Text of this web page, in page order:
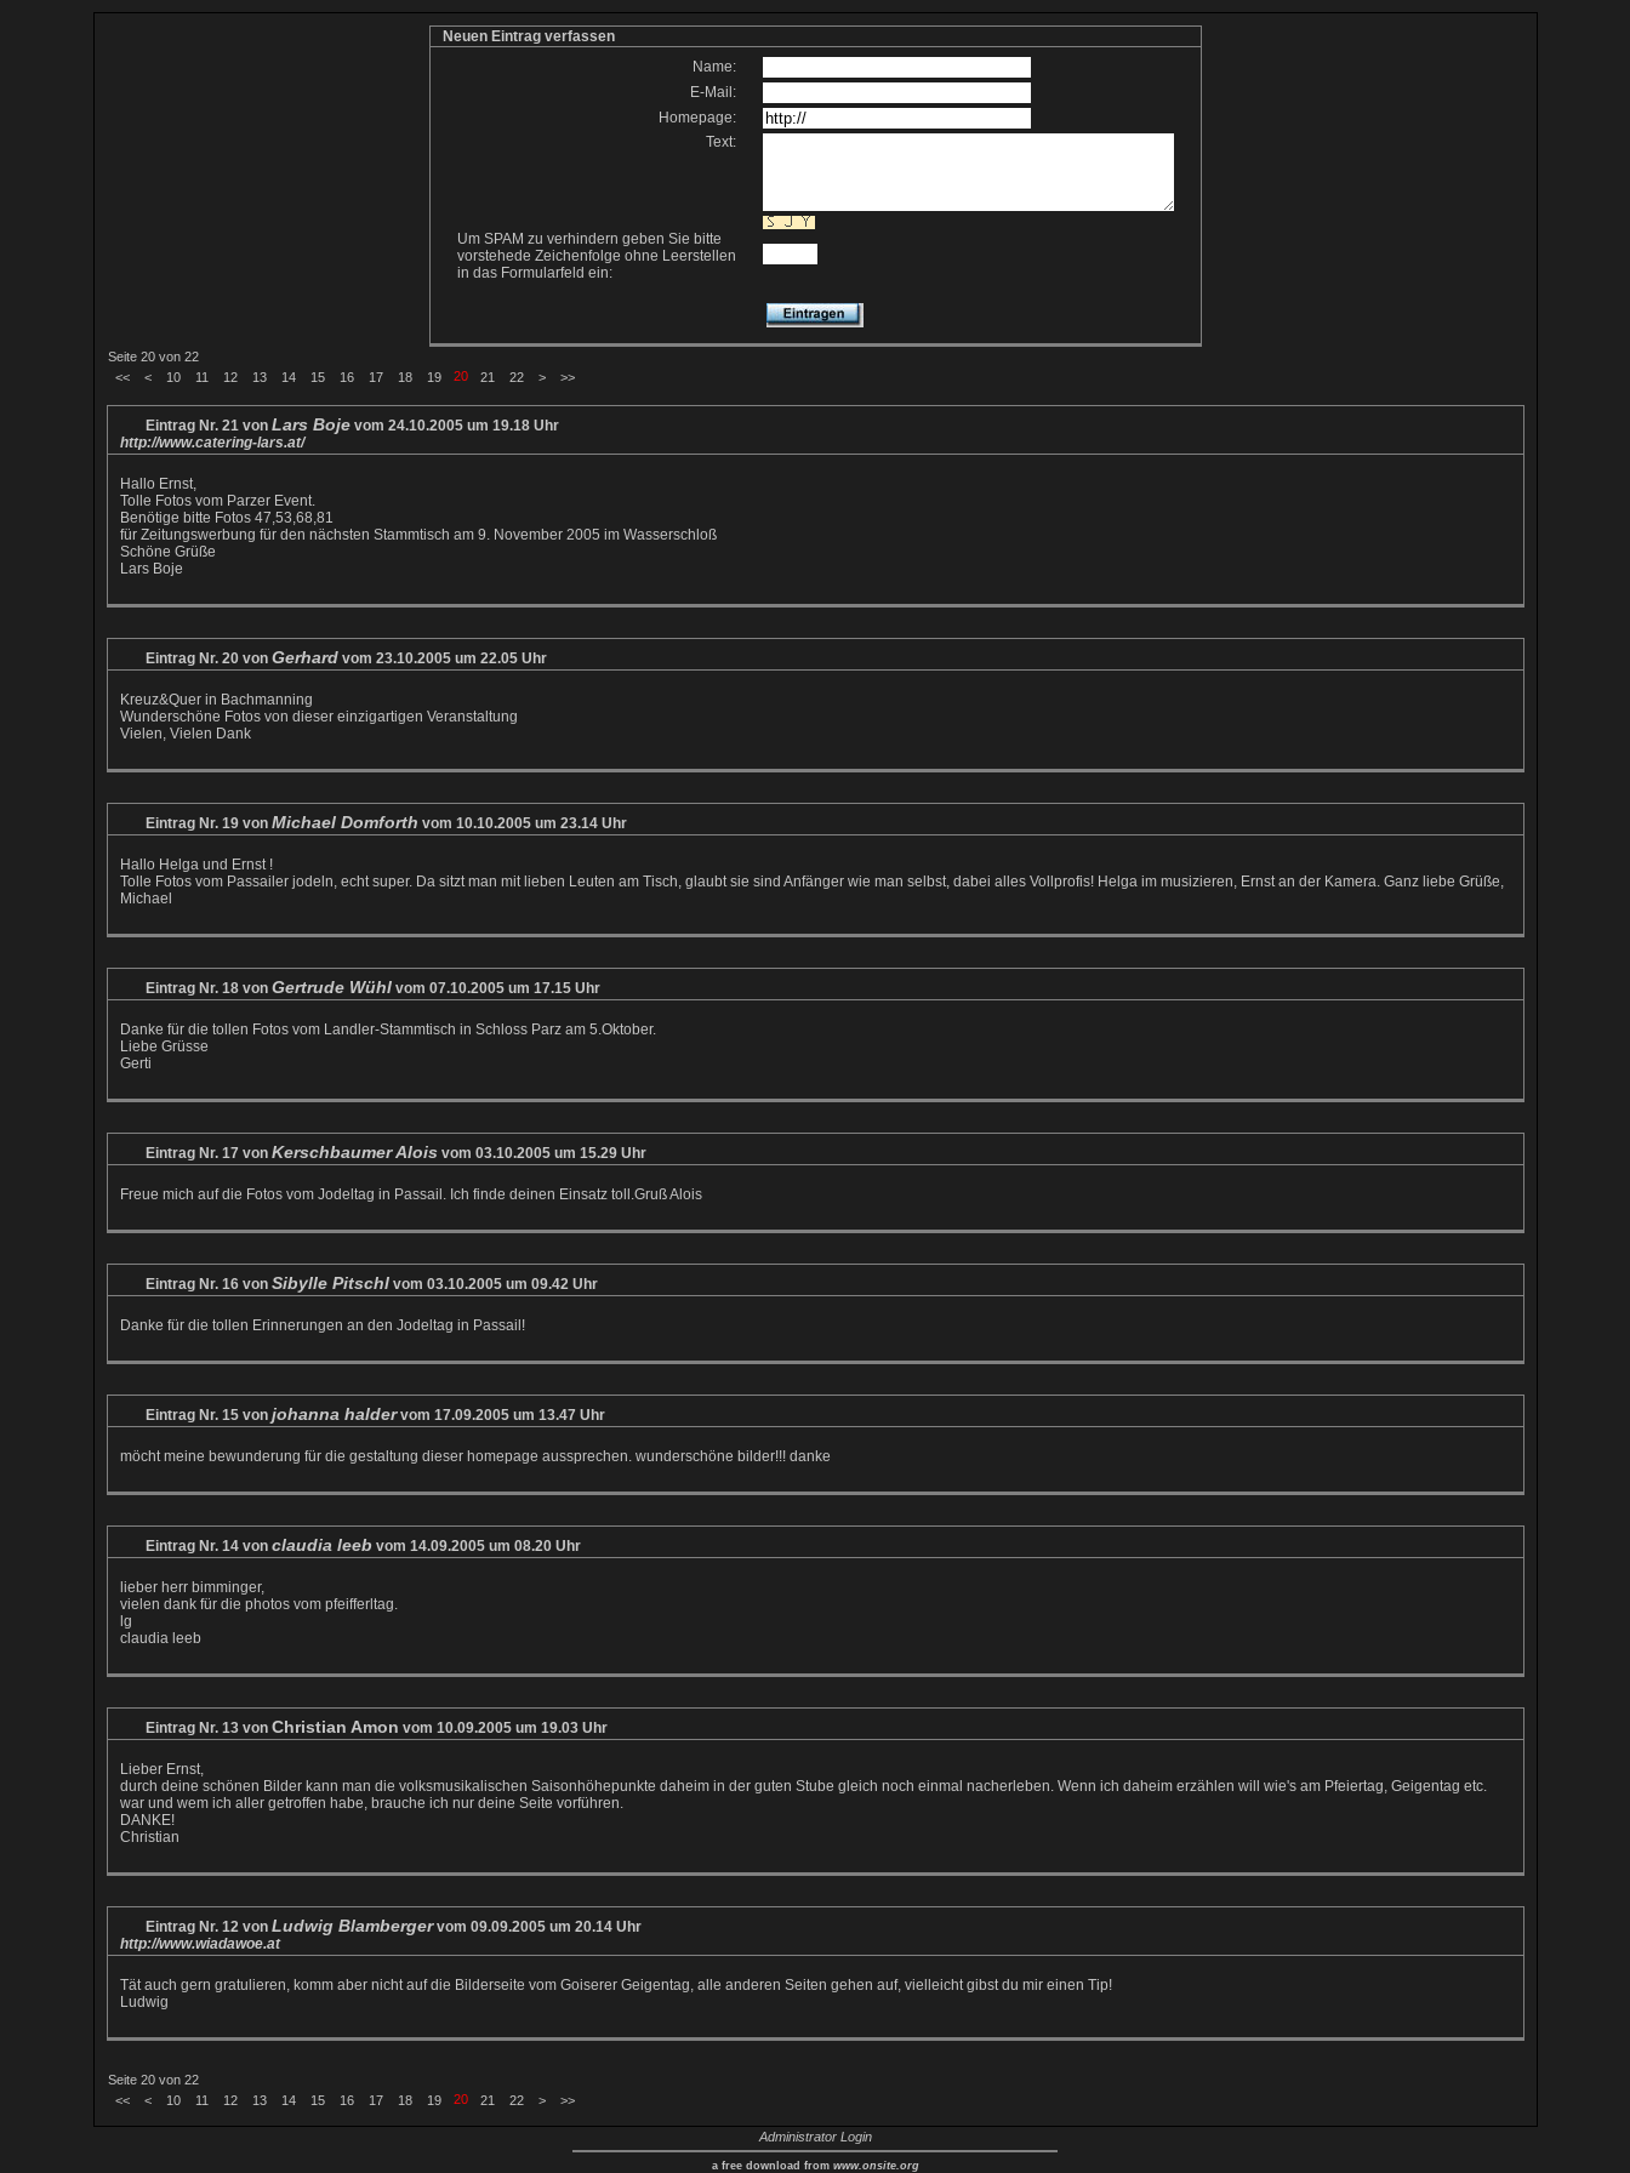
Neuen Eintrag verfassen
Name:
E-Mail:
Homepage:
Text:
Um SPAM zu verhindern geben Sie bitte
vorstehede Zeichenfolge ohne Leerstellen
in das Formularfeld ein:
Seite 20 von 22
<<
< 10 11 12 13 14 15 16 17 18 19 20 21 22 > >>
Eintrag Nr. 21 von Lars Boje vom 24.10.2005 um 19.18 Uhr
http://www.catering-lars.at/
Hallo Ernst,
Tolle Fotos vom Parzer Event.
Benötige bitte Fotos 47,53,68,81
für Zeitungswerbung für den nächsten Stammtisch am 9. November 2005 im Wasserschloß
Schöne Grüße
Lars Boje
Eintrag Nr. 20 von Gerhard vom 23.10.2005 um 22.05 Uhr
Kreuz&Quer in Bachmanning
Wunderschöne Fotos von dieser einzigartigen Veranstaltung
Vielen, Vielen Dank
Eintrag Nr. 19 von Michael Domforth vom 10.10.2005 um 23.14 Uhr
Hallo Helga und Ernst !
Tolle Fotos vom Passailer jodeln, echt super. Da sitzt man mit lieben Leuten am Tisch, glaubt sie sind Anfänger wie man selbst, dabei alles Vollprofis! Helga im musizieren, Ernst an der Kamera. Ganz liebe Grüße,
Michael
Eintrag Nr. 18 von Gertrude Wühl vom 07.10.2005 um 17.15 Uhr
Danke für die tollen Fotos vom Landler-Stammtisch in Schloss Parz am 5.Oktober.
Liebe Grüsse
Gerti
Eintrag Nr. 17 von Kerschbaumer Alois vom 03.10.2005 um 15.29 Uhr
Freue mich auf die Fotos vom Jodeltag in Passail. Ich finde deinen Einsatz toll.Gruß Alois
Eintrag Nr. 16 von Sibylle Pitschl vom 03.10.2005 um 09.42 Uhr
Danke für die tollen Erinnerungen an den Jodeltag in Passail!
Eintrag Nr. 15 von johanna halder vom 17.09.2005 um 13.47 Uhr
möcht meine bewunderung für die gestaltung dieser homepage aussprechen. wunderschöne bilder!!! danke
Eintrag Nr. 14 von claudia leeb vom 14.09.2005 um 08.20 Uhr
lieber herr bimminger,
vielen dank für die photos vom pfeifferltag.
lg
claudia leeb
Eintrag Nr. 13 von Christian Amon vom 10.09.2005 um 19.03 Uhr
Lieber Ernst,
durch deine schönen Bilder kann man die volksmusikalischen Saisonhöhepunkte daheim in der guten Stube gleich noch einmal nacherleben. Wenn ich daheim erzählen will wie's am Pfeiertag, Geigentag etc.
war und wem ich aller getroffen habe, brauche ich nur deine Seite vorführen.
DANKE!
Christian
Eintrag Nr. 12 von Ludwig Blamberger vom 09.09.2005 um 20.14 Uhr
http://www.wiadawoe.at
Tät auch gern gratulieren, komm aber nicht auf die Bilderseite vom Goiserer Geigentag, alle anderen Seiten gehen auf, vielleicht gibst du mir einen Tip!
Ludwig
Seite 20 von 22
<<
< 10 11 12 13 14 15 16 17 18 19 20 21 22 > >>
Administrator Login
a free download from www.onsite.org